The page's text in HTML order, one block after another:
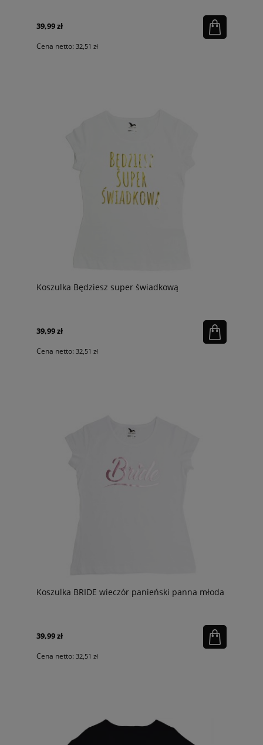
39,99 zł
Cena netto: 32,51 zł
Koszulka Będziesz super świadkową
39,99 zł
Cena netto: 32,51 zł
Koszulka BRIDE wieczór panieński panna młoda
39,99 zł
Cena netto: 32,51 zł